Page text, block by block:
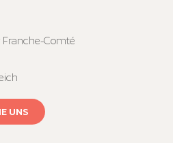
Comté
UNS